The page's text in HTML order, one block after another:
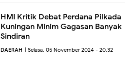
HMI Kritik Debat Perdana Pilkada
Kuningan Minim Gagasan Banyak
Sindiran
DAERAH | Selasa, 05 November 2024 - 20.32